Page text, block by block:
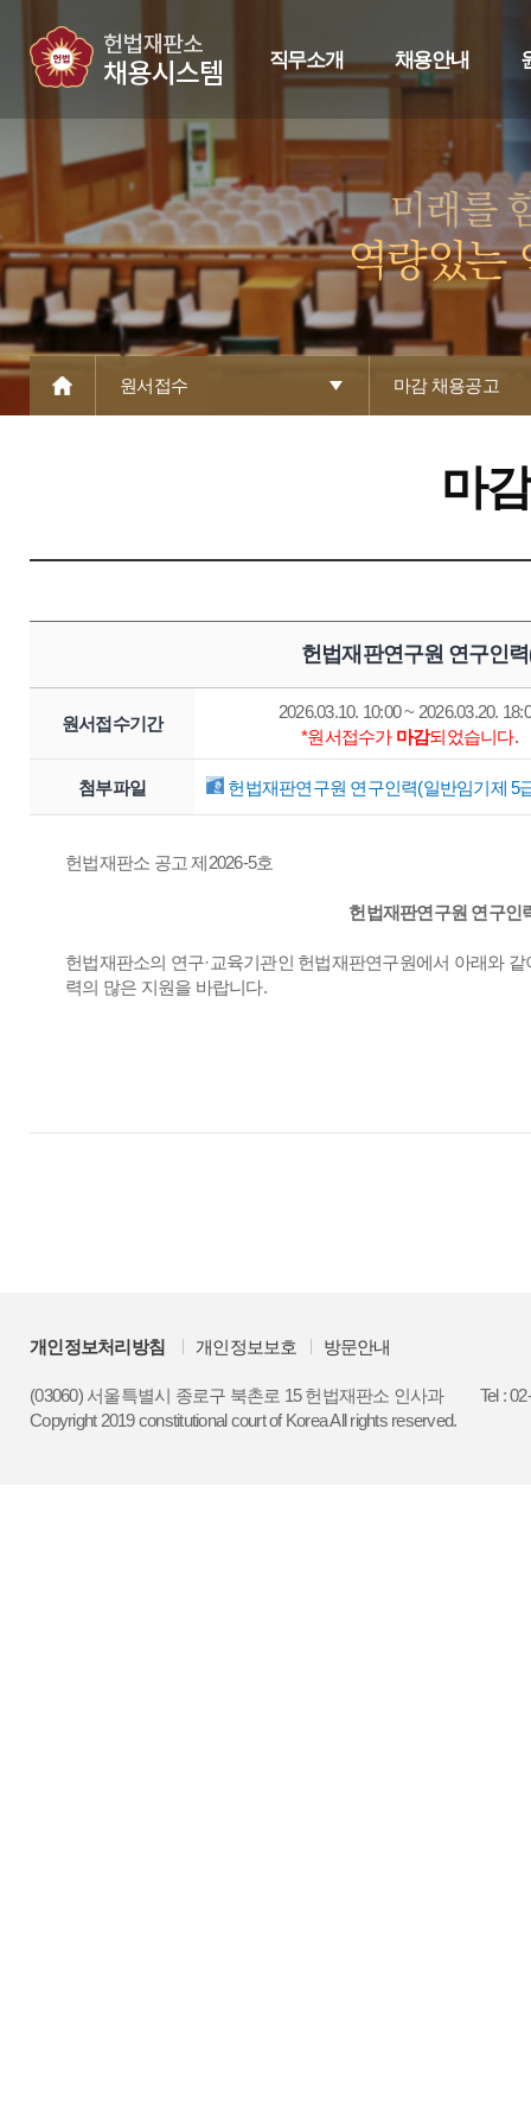
직무소개 채용안내
원서접수 마감 채용공고
마
헌법재판연구원 연구인
원서접수기간
2026.03.10. 10:00 ~ 2026.03.20.
*원서접수가 마감되었습니다.
첨부파일 헌법재판연구원 연구인력(일반임기제 5
헌법재판소 공고 제2026-5호
헌법재판연구원 연구인
헌법재판소의 연구·교육기관인 헌법재판연구원에서 아래와
력의 많은 지원을 바랍니다.
개인정보처리방침 개인정보보호 방문안내
(03060) 서울특별시 종로구 북촌로 15 헌법재판소 인사과
Tel :
Copyright 2019 constitutional court of Korea All rights reserved.